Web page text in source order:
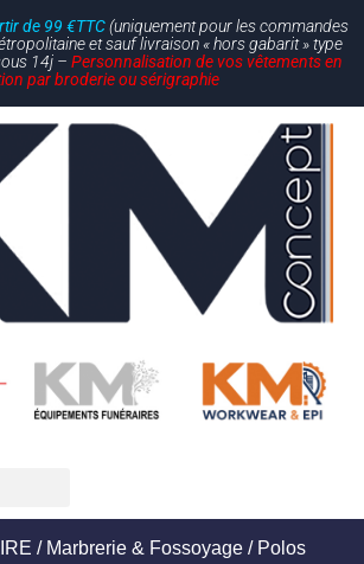
de 99 €TTC(uniquement pour les commandes
et sauf livraison « hors gabarit » type
14j – Personnalisation de vos vêtements en
par broderie ou sérigraphie
/ Marbrerie & Fossoyage / Polos